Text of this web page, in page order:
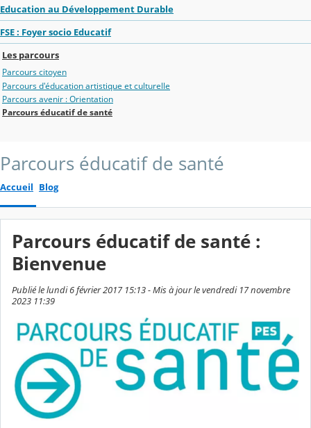
Education au Développement Durable
FSE : Foyer socio Educatif
Les parcours
Parcours citoyen
Parcours d'éducation artistique et culturelle
Parcours avenir : Orientation
Parcours éducatif de santé
Parcours éducatif de santé
Accueil Blog
Parcours éducatif de santé :
Bienvenue
Publié le lundi 6 février 2017 15:13 - Mis à jour le vendredi 17 novembre
2023 11:39